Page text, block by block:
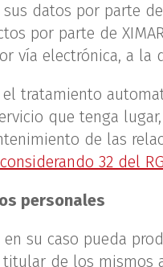
datos por parte
por parte de
vía electrónica, a la
tratamiento
que tenga
de las
32 del
personales
su caso pueda
de los mismos